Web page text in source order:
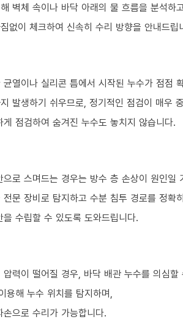
벽체 속이나 바닥 아래의 물 흐름을 분석하
없이 체크하여 신속히 수리 방향을 안내드립
열이나 실리콘 틈에서 시작된 누수가 점점
발생하기 쉬우므로, 정기적인 점검이 매우
점검하여 숨겨진 누수도 놓치지 않습니다.
로 스며드는 경우는 방수 층 손상이 원인일
문 장비로 탐지하고 수분 침투 경로를 정확
수립할 수 있도록 도와드립니다.
력이 떨어질 경우, 바닥 배관 누수를 의심할
용해 누수 위치를 탐지하며,
으로 수리가 가능합니다.